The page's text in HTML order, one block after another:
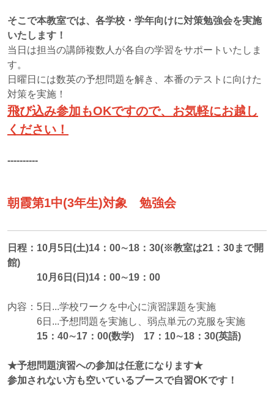
そこで本教室では、各学校・学年向けに対策勉強会を実施
いたします！
当日は担当の講師複数人が各自の学習をサポートいたしま
す。
日曜日には数英の予想問題を解き、本番のテストに向けた
対策を実施！
飛び込み参加もOKですので、お気軽にお越し
ください！
----------
朝霞第1中(3年生)対象 勉強会
日程：10月5日(土)14：00∼18：30(※教室は21：30まで開
館)
10月6日(日)14：00∼19：00
内容：5日...学校ワークを中心に演習課題を実施
6日...予想問題を実施し、弱点単元の克服を実施
15：40∼17：00(数学) 17：10∼18：30(英語)
★予想問題演習への参加は任意になります★
参加されない方も空いているブースで自習OKです！